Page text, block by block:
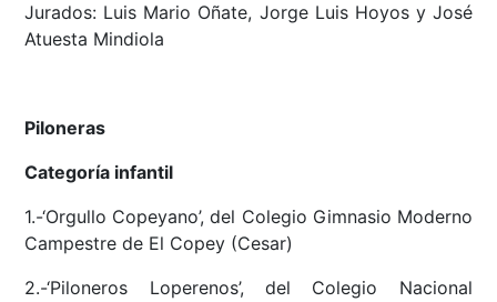
Jurados: Luis Mario Oñate, Jorge Luis Hoyos y José
Atuesta Mindiola
Piloneras
Categoría infantil
1.-‘Orgullo Copeyano’, del Colegio Gimnasio Moderno
Campestre de El Copey (Cesar)
2.-‘Piloneros Loperenos’, del Colegio Nacional